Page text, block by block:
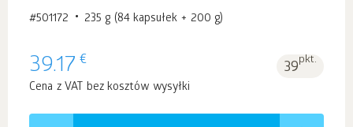
#501172 235 g (84 kapsułek + 200 g)
39.17 € 39pkt.
Cena z VAT bez kosztów wysyłki